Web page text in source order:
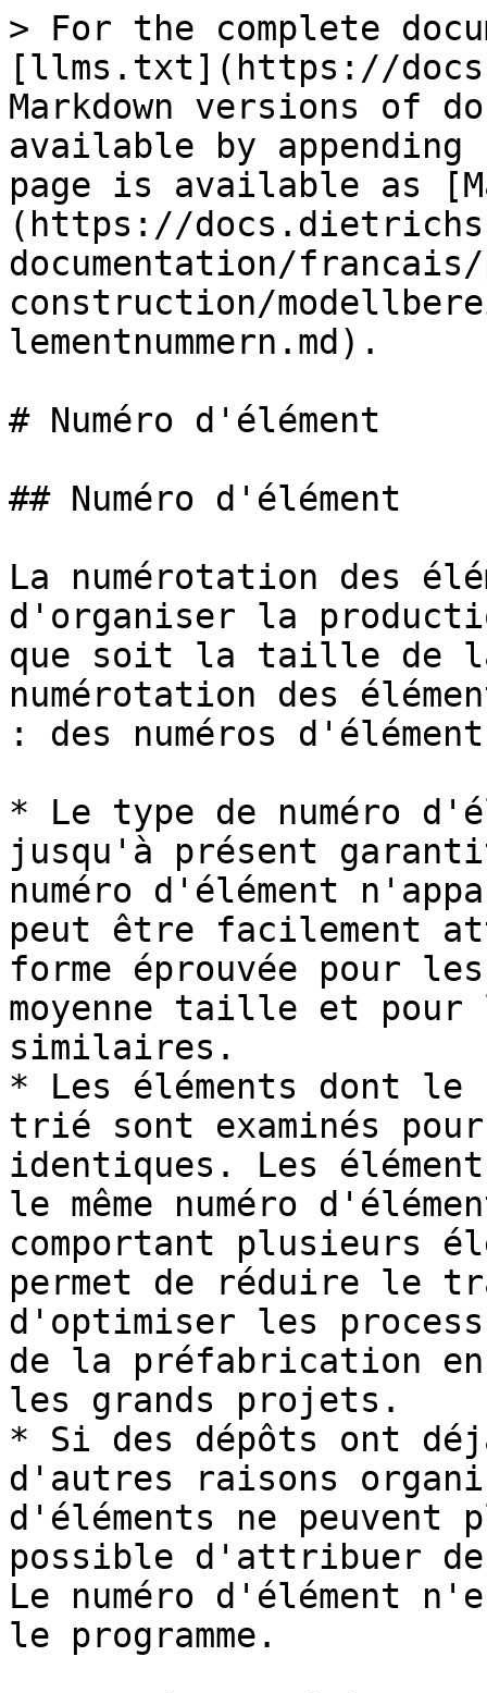
> For the complete
[llms.txt](https://
Markdown versions of
available by
page is available as
(https://
documentation/francais/
construction/
lementnummern.md).
# Numéro d'élément
## Numéro d'élément
La numérotation des
d'organiser la
que soit la taille de la
numérotation des
: des numéros
* Le type de numéro
jusqu'à présent
numéro d'élément
peut être facilement
forme éprouvée pour
moyenne taille et pour
similaires.
* Les éléments dont le
trié sont examinés
identiques. Les
le même numéro
comportant plusieurs
permet de réduire le
d'optimiser les
de la préfabrication
les grands projets.
* Si des dépôts ont
d'autres raisons
d'éléments ne
possible d'attribuer
Le numéro d'élément
le programme.